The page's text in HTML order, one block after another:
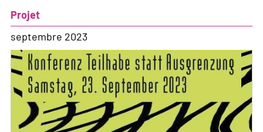
Projet
septembre 2023